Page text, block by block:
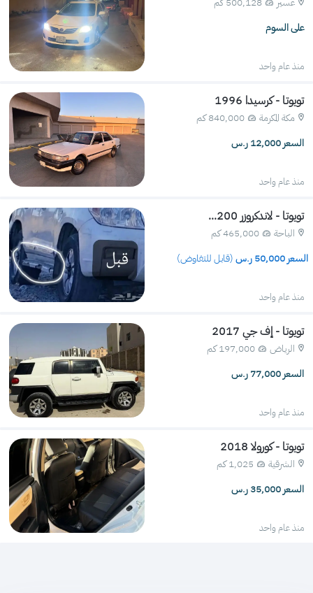
على السوم
منذ عام واحد
تويوتا - كرسيدا 1996
مكة المكرمة
840,000 كم
السعر 12,000 ر.س
منذ عام واحد
تويوتا - لاندكروزر 200...
الباحة
465,000 كم
50,000 ر.س (قابل للتفاوض)
منذ عام واحد
تويوتا - إف جي 2017
الرياض
197,000 كم
السعر 77,000 ر.س
منذ عام واحد
تويوتا - كورولا 2018
الشرقية
1,025 كم
السعر 35,000 ر.س
منذ عام واحد